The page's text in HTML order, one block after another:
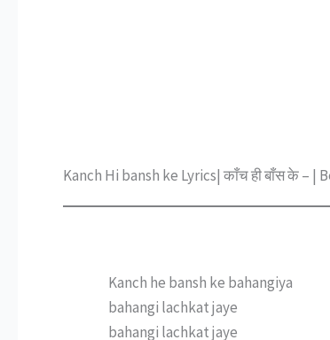
Kanch Hi bansh ke Lyrics| काँच ही बाँस के – |
Kanch he bansh ke bahangiya
bahangi lachkat jaye
bahangi lachkat jaye